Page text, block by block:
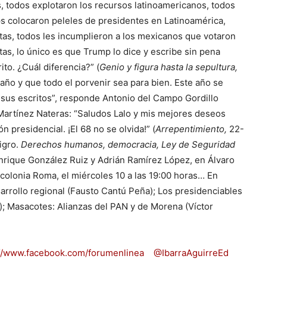
todos explotaron los recursos latinoamericanos, todos
colocaron peleles de presidentes en Latinoamérica,
todos les incumplieron a los mexicanos que votaron
lo único es que Trump lo dice y escribe sin pena
¿Cuál diferencia?” (Genio y figura hasta la sepultura,
y que todo el porvenir sea para bien. Este año se
escritos”, responde Antonio del Campo Gordillo
Nateras: “Saludos Lalo y mis mejores deseos
presidencial. ¡El 68 no se olvida!” (Arrepentimiento, 22-
Derechos humanos, democracia, Ley de Seguridad
González Ruiz y Adrián Ramírez López, en Álvaro
Roma, el miércoles 10 a las 19:00 horas… En
regional (Fausto Cantú Peña); Los presidenciables
Alianzas del PAN y de Morena (Víctor
www.facebook.com/forumenlinea
@IbarraAguirreEd